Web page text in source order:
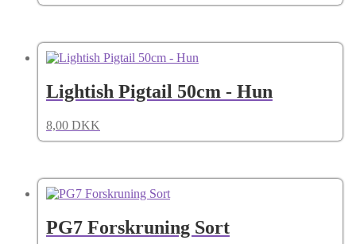
Lightish Pigtail 50cm - Hun
8,00 DKK
PG7 Forskruning Sort